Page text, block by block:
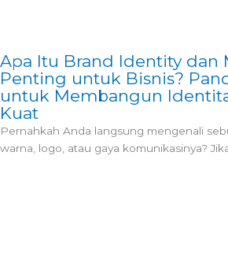
Apa Itu Brand Identity dan
Penting untuk Bisnis?
untuk Membangun
Kuat
Pernahkah Anda langsung mengenali
warna, logo, atau gaya komunikasinya?